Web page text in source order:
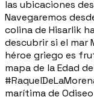
las ubicaciones
Navegaremos
colina de Hisarlik
descubrir si el mar
héroe griego es
mapa de la Edad
marítima de